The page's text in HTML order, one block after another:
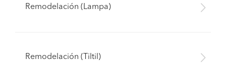
Remodelación (Lampa)
Remodelación (Tiltil)